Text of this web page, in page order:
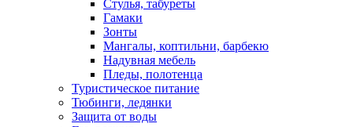
Стулья, табуреты
Гамаки
Зонты
Мангалы, коптильни, барбекю
Надувная мебель
Пледы, полотенца
Туристическое питание
Тюбинги, ледянки
Защита от воды